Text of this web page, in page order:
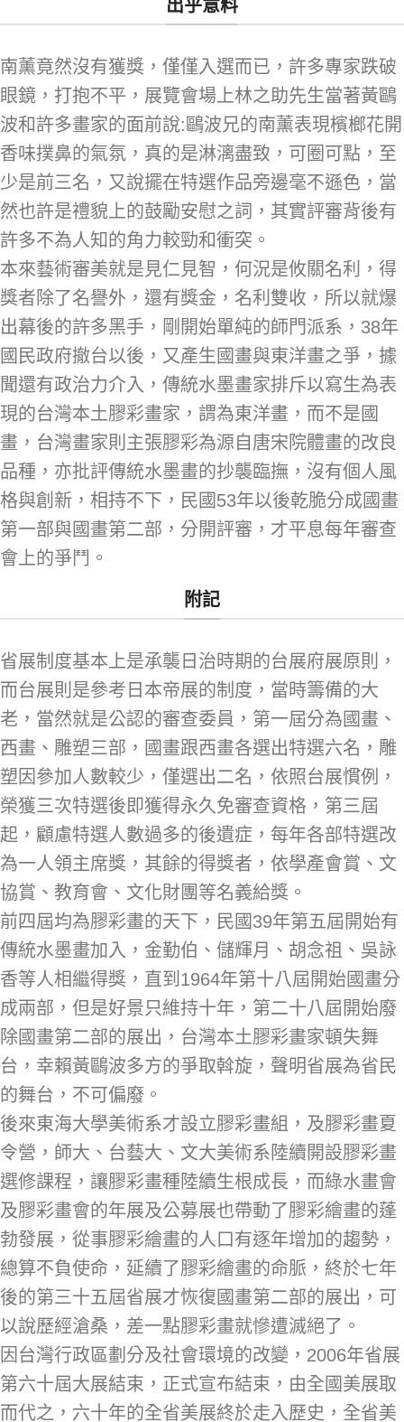
出乎意料
南薰竟然沒有獲獎，僅僅入選而已，許多專家跌破
眼鏡，打抱不平，展覽會場上林之助先生當著黃鷗
波和許多畫家的面前說:鷗波兄的南薰表現檳榔花開
香味撲鼻的氣氛，真的是淋漓盡致，可圈可點，至
少是前三名，又說擺在特選作品旁邊毫不遜色，當
然也許是禮貌上的鼓勵安慰之詞，其實評審背後有
許多不為人知的角力較勁和衝突。
本來藝術審美就是見仁見智，何況是攸關名利，得
獎者除了名譽外，還有獎金，名利雙收，所以就爆
出幕後的許多黑手，剛開始單純的師門派系，38年
國民政府撤台以後，又產生國畫與東洋畫之爭，據
聞還有政治力介入，傳統水墨畫家排斥以寫生為表
現的台灣本土膠彩畫家，謂為東洋畫，而不是國
畫，台灣畫家則主張膠彩為源自唐宋院體畫的改良
品種，亦批評傳統水墨畫的抄襲臨撫，沒有個人風
格與創新，相持不下，民國53年以後乾脆分成國畫
第一部與國畫第二部，分開評審，才平息每年審查
會上的爭鬥。
附記
省展制度基本上是承襲日治時期的台展府展原則，
而台展則是參考日本帝展的制度，當時籌備的大
老，當然就是公認的審查委員，第一屆分為國畫、
西畫、雕塑三部，國畫跟西畫各選出特選六名，雕
塑因參加人數較少，僅選出二名，依照台展慣例，
榮獲三次特選後即獲得永久免審查資格，第三屆
起，顧慮特選人數過多的後遺症，每年各部特選改
為一人領主席獎，其餘的得獎者，依學產會賞、文
協賞、教育會、文化財團等名義給獎。
前四屆均為膠彩畫的天下，民國39年第五屆開始有
傳統水墨畫加入，金勤伯、儲輝月、胡念祖、吳詠
香等人相繼得獎，直到1964年第十八屆開始國畫分
成兩部，但是好景只維持十年，第二十八屆開始廢
除國畫第二部的展出，台灣本土膠彩畫家頓失舞
台，幸賴黃鷗波多方的爭取斡旋，聲明省展為省民
的舞台，不可偏廢。
後來東海大學美術系才設立膠彩畫組，及膠彩畫夏
令營，師大、台藝大、文大美術系陸續開設膠彩畫
選修課程，讓膠彩畫種陸續生根成長，而綠水畫會
及膠彩畫會的年展及公募展也帶動了膠彩繪畫的蓬
勃發展，從事膠彩繪畫的人口有逐年增加的趨勢，
總算不負使命，延續了膠彩繪畫的命脈，終於七年
後的第三十五屆省展才恢復國畫第二部的展出，可
以說歷經滄桑，差一點膠彩畫就慘遭滅絕了。
因台灣行政區劃分及社會環境的改變，2006年省展
第六十屆大展結束，正式宣布結束，由全國美展取
而代之，六十年的全省美展終於走入歷史，全省美